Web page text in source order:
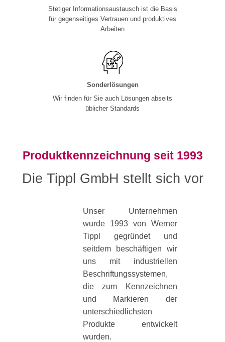
Stetiger Informationsaustausch ist die Basis
für gegenseitiges Vertrauen und produktives
Arbeiten
Sonderlösungen
Wir finden für Sie auch Lösungen abseits
üblicher Standards
Produktkennzeichnung seit 1993
Die Tippl GmbH stellt sich vor
Unser Unternehmen
wurde 1993 von Werner
Tippl gegründet und
seitdem beschäftigen wir
uns mit industriellen
Beschriftungssystemen,
die zum Kennzeichnen
und Markieren der
unterschiedlichsten
Produkte entwickelt
wurden.